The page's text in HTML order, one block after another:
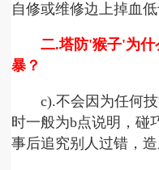
自修或维修边上掉血
二.塔防'猴子'为什
暴？
c).不会因为任何
时一般为b点说明，碰
事后追究别人过错，